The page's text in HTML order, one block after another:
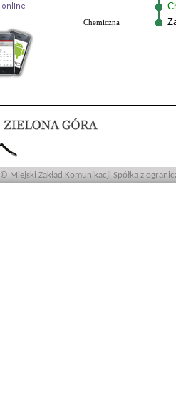
Chemiczna
© Miejski Zakład Komunikacji Spółka z